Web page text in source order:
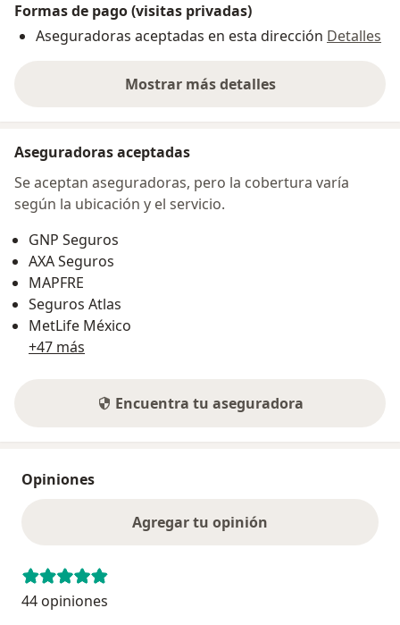
Formas de pago (visitas privadas)
Aseguradoras aceptadas en esta dirección Detalles
Mostrar más detalles
sobre la dirección
Aseguradoras aceptadas
Se aceptan aseguradoras, pero la cobertura varía
según la ubicación y el servicio.
GNP Seguros
AXA Seguros
MAPFRE
Seguros Atlas
MetLife México
+47 más
Encuentra tu aseguradora
Opiniones
Agregar tu opinión
44 opiniones